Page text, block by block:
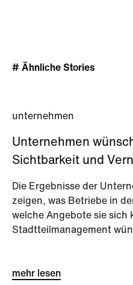
# Ähnliche Stories
unternehmen
Unternehmen
Sichtbarkeit und
Die Ergebnisse der
zeigen, was Betriebe in
welche Angebote sie sich
Stadtteilmanagement
mehr lesen